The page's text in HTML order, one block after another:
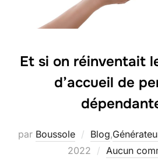
Et si on réinventait
d’accueil de
par Boussole Blog,
2022
Aucun